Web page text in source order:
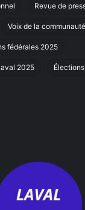
Revue de
Voix de la communauté
fédérales 2025
2025